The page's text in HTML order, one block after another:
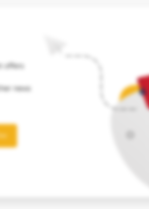
offers
news